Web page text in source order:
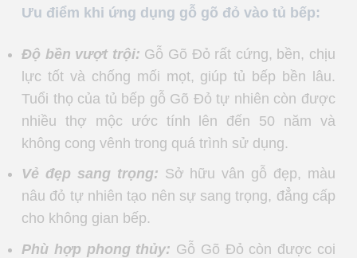
Ưu điểm khi ứng dụng gỗ gõ đỏ vào tủ bếp:
Độ bền vượt trội: Gỗ Gõ Đỏ rất cứng, bền, chịu
lực tốt và chống mối mọt, giúp tủ bếp bền lâu.
Tuổi thọ của tủ bếp gỗ Gõ Đỏ tự nhiên còn được
nhiều thợ mộc ước tính lên đến 50 năm và
không cong vênh trong quá trình sử dụng.
Vẻ đẹp sang trọng: Sở hữu vân gỗ đẹp, màu
nâu đỏ tự nhiên tạo nên sự sang trọng, đẳng cấp
cho không gian bếp.
Phù hợp phong thủy: Gỗ Gõ Đỏ còn được coi